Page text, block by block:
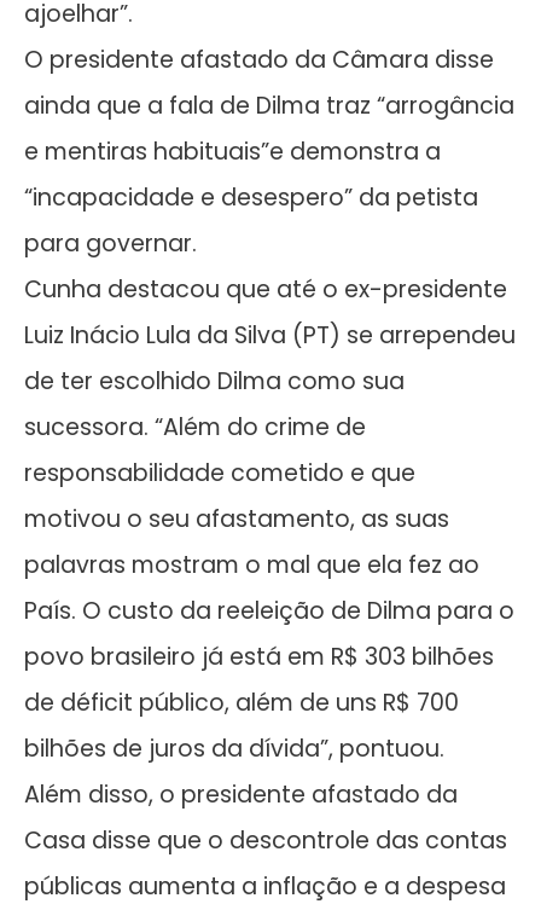
ajoelhar”.
O presidente afastado da Câmara disse
ainda que a fala de Dilma traz “arrogância
e mentiras habituais”e demonstra a
“incapacidade e desespero” da petista
para governar.
Cunha destacou que até o ex-presidente
Luiz Inácio Lula da Silva (PT) se arrependeu
de ter escolhido Dilma como sua
sucessora. “Além do crime de
responsabilidade cometido e que
motivou o seu afastamento, as suas
palavras mostram o mal que ela fez ao
País. O custo da reeleição de Dilma para o
povo brasileiro já está em R$ 303 bilhões
de déficit público, além de uns R$ 700
bilhões de juros da dívida”, pontuou.
Além disso, o presidente afastado da
Casa disse que o descontrole das contas
públicas aumenta a inflação e a despesa